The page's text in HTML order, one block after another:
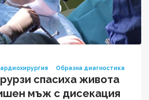
Образна диагностика
спасиха живота
мъж с дисекация